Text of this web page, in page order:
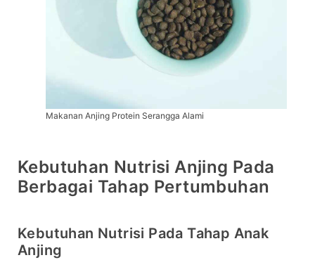
Makanan Anjing Protein Serangga Alami
Kebutuhan Nutrisi Anjing Pada
Berbagai Tahap Pertumbuhan
Kebutuhan Nutrisi Pada Tahap Anak
Anjing